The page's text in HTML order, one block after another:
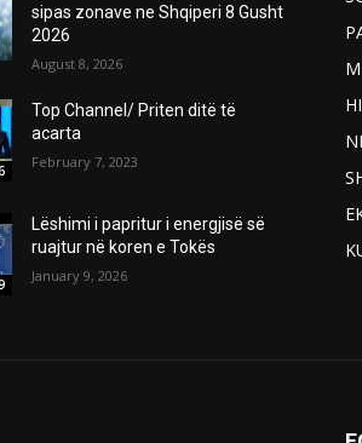
sipas zonave ne Shqiperi 8 Gusht
2026
August 8, 2026
Top Channel/ Priten ditë të
acarta
February 7, 2023
Lëshimi i papritur i energjisë së
ruajtur në koren e Tokës
January 9, 2026